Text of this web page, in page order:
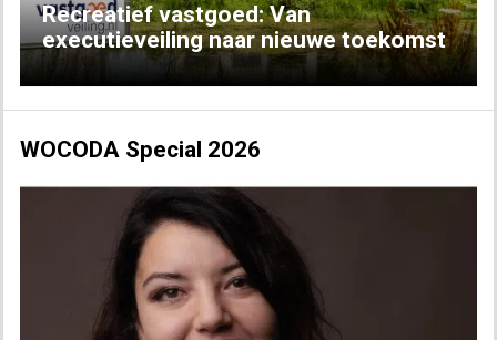
Recreatief vastgoed: Van
executieveiling naar nieuwe toekomst
WOCODA Special 2026